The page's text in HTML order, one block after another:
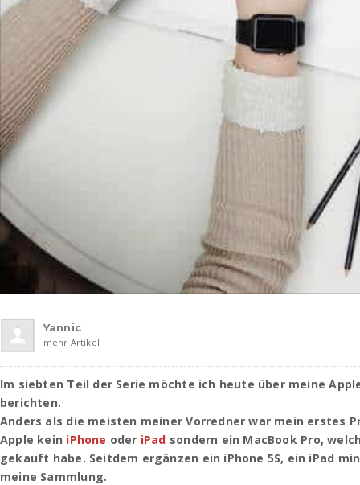
Yannic
mehr Artikel
Im siebten Teil der Serie möchte ich heute über meine
berichten.
Anders als die meisten meiner Vorredner war mein erstes
Apple kein iPhone oder iPad sondern ein MacBook Pro,
gekauft habe. Seitdem ergänzen ein iPhone 5S, ein iPad
meine Sammlung.